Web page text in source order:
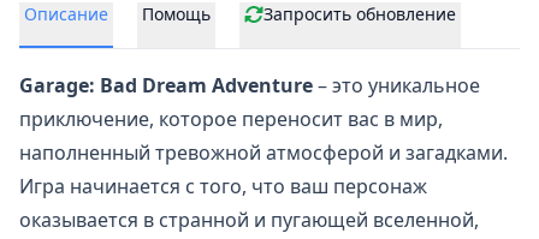
Описание Помощь Запросить обновление
Garage: Bad Dream Adventure– это уникальное
приключение, которое переносит вас в мир,
наполненный тревожной атмосферой и загадками.
Игра начинается с того, что ваш персонаж
оказывается в странной и пугающей вселенной,